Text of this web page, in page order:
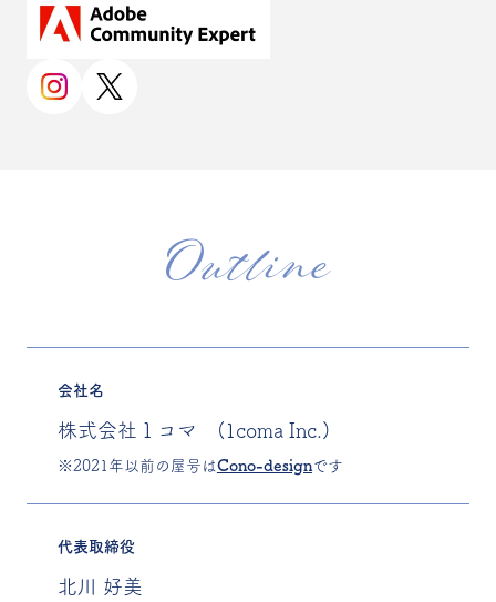
Outline
会社名
株式会社１コマ (1coma Inc.)
※2021年以前の屋号はCono-designです
代表取締役
北川 好美